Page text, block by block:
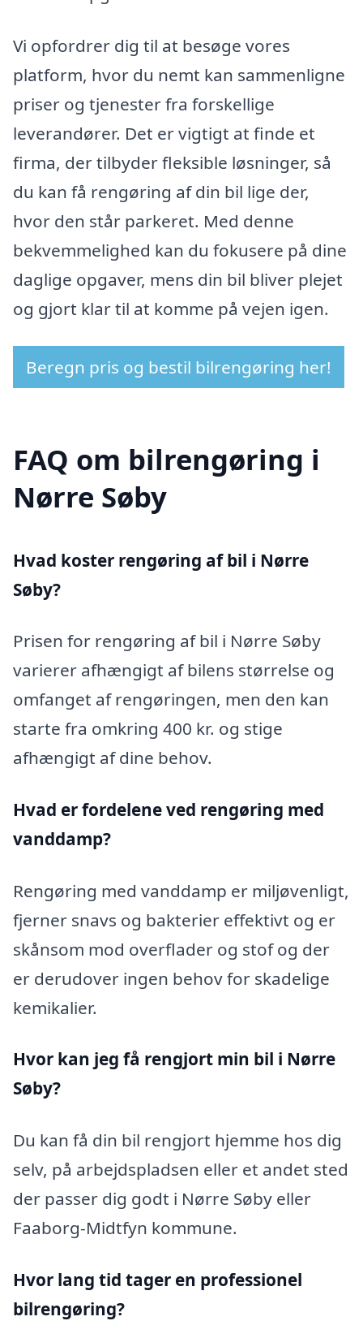
Vi opfordrer dig til at besøge vores
platform, hvor du nemt kan sammenligne
priser og tjenester fra forskellige
leverandører. Det er vigtigt at finde et
firma, der tilbyder fleksible løsninger, så
du kan få rengøring af din bil lige der,
hvor den står parkeret. Med denne
bekvemmelighed kan du fokusere på dine
daglige opgaver, mens din bil bliver plejet
og gjort klar til at komme på vejen igen.
Beregn pris og bestil bilrengøring her!
FAQ om bilrengøring i
Nørre Søby
Hvad koster rengøring af bil i Nørre
Søby?
Prisen for rengøring af bil i Nørre Søby
varierer afhængigt af bilens størrelse og
omfanget af rengøringen, men den kan
starte fra omkring 400 kr. og stige
afhængigt af dine behov.
Hvad er fordelene ved rengøring med
vanddamp?
Rengøring med vanddamp er miljøvenligt,
fjerner snavs og bakterier effektivt og er
skånsom mod overflader og stof og der
er derudover ingen behov for skadelige
kemikalier.
Hvor kan jeg få rengjort min bil i Nørre
Søby?
Du kan få din bil rengjort hjemme hos dig
selv, på arbejdspladsen eller et andet sted
der passer dig godt i Nørre Søby eller
Faaborg-Midtfyn kommune.
Hvor lang tid tager en professionel
bilrengøring?